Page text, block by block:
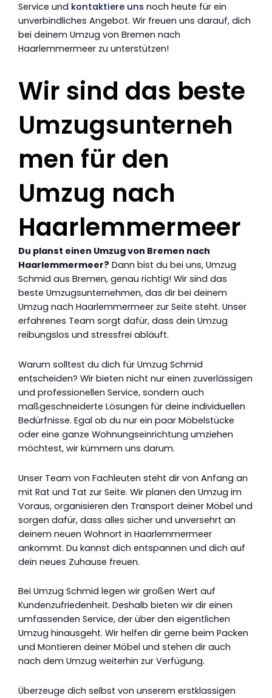
Service und kontaktiere uns noch heute für ein
unverbindliches Angebot. Wir freuen uns darauf, dich
bei deinem Umzug von Bremen nach
Haarlemmermeer zu unterstützen!
Wir sind das beste
Umzugsunterneh
men für den
Umzug nach
Haarlemmermeer
Du planst einen Umzug von Bremen nach
Haarlemmermeer? Dann bist du bei uns, Umzug
Schmid aus Bremen, genau richtig! Wir sind das
beste Umzugsunternehmen, das dir bei deinem
Umzug nach Haarlemmermeer zur Seite steht. Unser
erfahrenes Team sorgt dafür, dass dein Umzug
reibungslos und stressfrei abläuft.
Warum solltest du dich für Umzug Schmid
entscheiden? Wir bieten nicht nur einen zuverlässigen
und professionellen Service, sondern auch
maßgeschneiderte Lösungen für deine individuellen
Bedürfnisse. Egal ob du nur ein paar Möbelstücke
oder eine ganze Wohnungseinrichtung umziehen
möchtest, wir kümmern uns darum.
Unser Team von Fachleuten steht dir von Anfang an
mit Rat und Tat zur Seite. Wir planen den Umzug im
Voraus, organisieren den Transport deiner Möbel und
sorgen dafür, dass alles sicher und unversehrt an
deinem neuen Wohnort in Haarlemmermeer
ankommt. Du kannst dich entspannen und dich auf
dein neues Zuhause freuen.
Bei Umzug Schmid legen wir großen Wert auf
Kundenzufriedenheit. Deshalb bieten wir dir einen
umfassenden Service, der über den eigentlichen
Umzug hinausgeht. Wir helfen dir gerne beim Packen
und Montieren deiner Möbel und stehen dir auch
nach dem Umzug weiterhin zur Verfügung.
Überzeuge dich selbst von unserem erstklassigen